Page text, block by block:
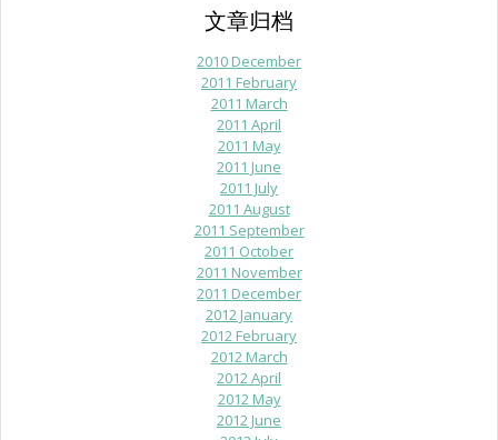
文章归档
2010 December
2011 February
2011 March
2011 April
2011 May
2011 June
2011 July
2011 August
2011 September
2011 October
2011 November
2011 December
2012 January
2012 February
2012 March
2012 April
2012 May
2012 June